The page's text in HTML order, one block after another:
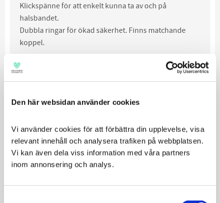
Den här websidan använder cookies
Vi använder cookies för att förbättra din upplevelse, visa
relevant innehåll och analysera trafiken på webbplatsen.
Vi kan även dela viss information med våra partners
inom annonsering och analys.
Klickspänne för att enkelt kunna ta av och på
halsbandet.
Dubbla ringar för ökad säkerhet. Finns matchande
koppel.
Rosa, Svart, Turkos, Orange
10 mm, 22-35 cm
20 mm, 35-60 cm
Relaterade produkter